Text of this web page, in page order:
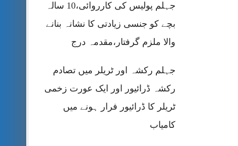
جہلم پولیس کی کارروائی،10 سالہ
بچے کو جنسی زیادتی کا نشانہ بنانے
والا ملزم گرفتار،مقدمہ درج
جہلم رکشہ اور ٹریلر میں تصادم
رکشہ ڈرائیور اور ایک عورت زخمی
ٹریلر کا ڈرائیور فرار ہونے میں
کامیاب